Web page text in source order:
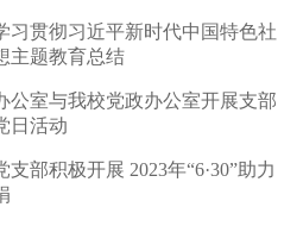
习贯彻习近平新时代中国特色社
主题教育总结
公室与我校党政办公室开展支部
日活动
支部积极开展 2023年“6·30”助力